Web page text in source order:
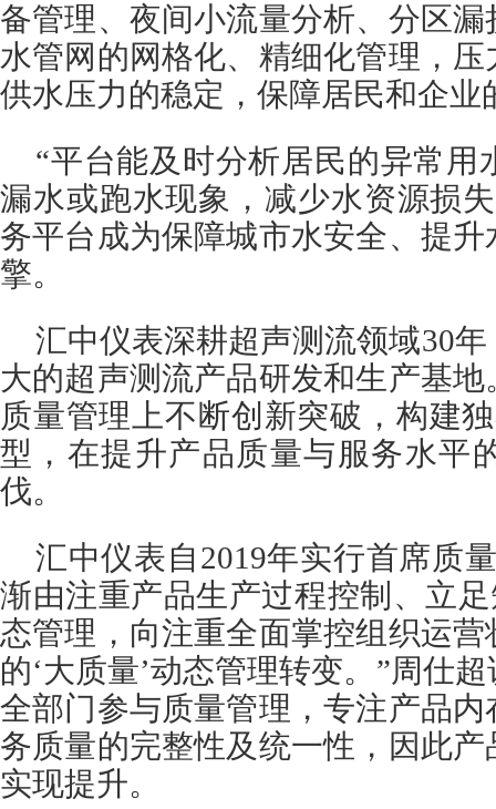
备管理、夜间小流量分析、分区
水管网的网格化、精细化管理，
供水压力的稳定，保障居民和企业
“平台能及时分析居民的异常用
漏水或跑水现象，减少水资源损
务平台成为保障城市水安全、提
擎。
汇中仪表深耕超声测流领域30
大的超声测流产品研发和生产基
质量管理上不断创新突破，构建
型，在提升产品质量与服务水平
伐。
汇中仪表自2019年实行首席质
渐由注重产品生产过程控制、立
态管理，向注重全面掌控组织运
的‘大质量’动态管理转变。”周仕
全部门参与质量管理，专注产品
务质量的完整性及统一性，因此
实现提升。